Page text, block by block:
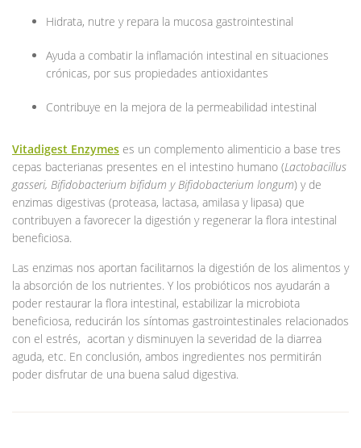
Hidrata, nutre y repara la mucosa gastrointestinal
Ayuda a combatir la inflamación intestinal en situaciones
crónicas, por sus propiedades antioxidantes
Contribuye en la mejora de la permeabilidad intestinal
Vitadigest Enzymes es un complemento alimenticio a base tres
cepas bacterianas presentes en el intestino humano (Lactobacillus
gasseri, Bifidobacterium bifidum y Bifidobacterium longum) y de
enzimas digestivas (proteasa, lactasa, amilasa y lipasa) que
contribuyen a favorecer la digestión y regenerar la flora intestinal
beneficiosa.
Las enzimas nos aportan facilitarnos la digestión de los alimentos y
la absorción de los nutrientes. Y los probióticos nos ayudarán a
poder restaurar la flora intestinal, estabilizar la microbiota
beneficiosa, reducirán los síntomas gastrointestinales relacionados
con el estrés, acortan y disminuyen la severidad de la diarrea
aguda, etc. En conclusión, ambos ingredientes nos permitirán
poder disfrutar de una buena salud digestiva.